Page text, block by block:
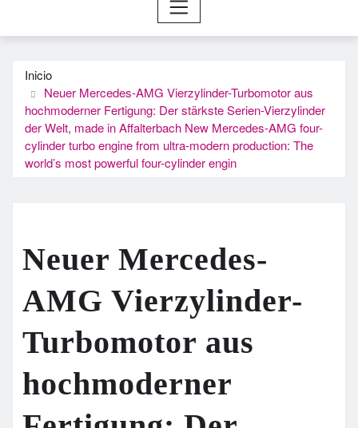
Inicio
Neuer Mercedes-AMG Vierzylinder-Turbomotor aus
hochmoderner Fertigung: Der stärkste Serien-Vierzylinder
der Welt, made in Affalterbach New Mercedes-AMG four-
cylinder turbo engine from ultra-modern production: The
world’s most powerful four-cylinder engin
Neuer Mercedes-
AMG Vierzylinder-
Turbomotor aus
hochmoderner